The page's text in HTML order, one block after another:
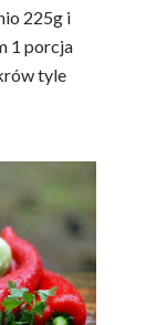
225g i
1 porcja
tyle